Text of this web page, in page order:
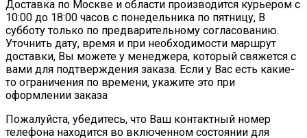
Доставка по Москве и области производится курьером с
10:00 до 18:00 часов с понедельника по пятницу, В
субботу только по предварительному согласованию.
Уточнить дату, время и при необходимости маршрут
доставки, Вы можете у менеджера, который свяжется с
вами для подтверждения заказа. Если у Вас есть какие-
то ограничения по времени, укажите это при
оформлении заказа
Пожалуйста, убедитесь, что Ваш контактный номер
телефона находится во включенном состоянии для